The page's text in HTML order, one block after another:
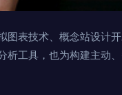
表技术、概念站设计
工具，也为构建主动